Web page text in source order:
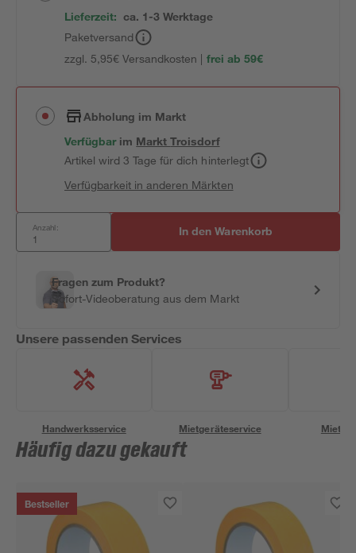
Lieferzeit: ca. 1-3 Werktage
Paketversand
zzgl. 5,95€ Versandkosten | frei ab 59€
Abholung im Markt
Verfügbar im MarktTroisdorf
Artikel wird 3 Tage für dich hinterlegt
Verfügbarkeit in anderen Märkten
Anzahl: In den Warenkorb
Fragen zum Produkt?
Sofort-Videoberatung aus dem Markt
Unsere passenden Services
Handwerksservice Mietgeräteservice
Häufig dazu gekauft
Bestseller